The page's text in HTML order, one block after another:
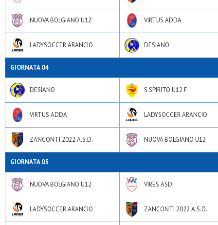
NUOVA BOLGIANO U12 VIRTUS ADDA
LADYSOCCER ARANCIO DESIANO
GIORNATA 04
DESIANO S.SPIRITO U12 F
VIRTUS ADDA LADYSOCCER ARANCIO
ZANCONTI 2022 A.S.D. NUOVA BOLGIANO U12
GIORNATA 05
NUOVA BOLGIANO U12 VIRES ASD
LADYSOCCER ARANCIO ZANCONTI 2022 A.S.D.